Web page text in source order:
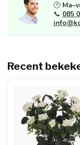
🕒
📞 085
Recent